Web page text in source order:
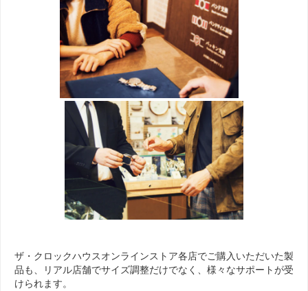
ザ・クロックハウスオンラインストア各店でご購入いただいた製
品も、リアル店舗でサイズ調整だけでなく、様々なサポートが受
けられます。